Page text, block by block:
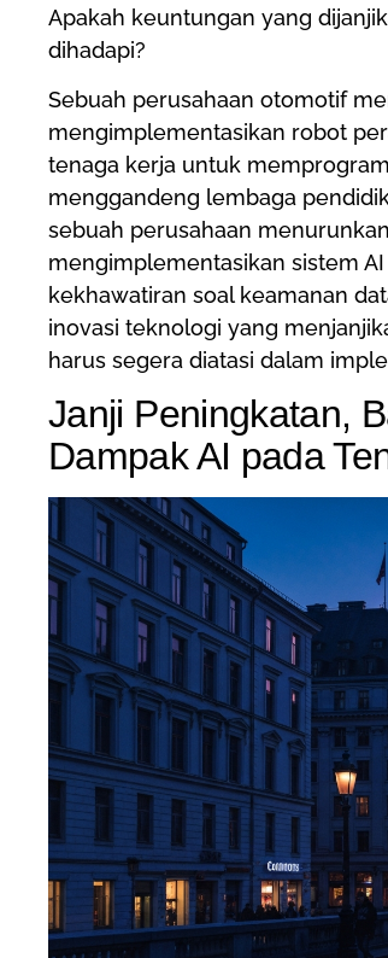
Apakah keuntungan yang
dihadapi?
Sebuah perusahaan otomotif
mengimplementasikan robot
tenaga kerja untuk
menggandeng lembaga
sebuah perusahaan
mengimplementasikan sistem
kekhawatiran soal keamanan
inovasi teknologi yang
harus segera diatasi dalam
Janji Peningkatan,
Dampak AI pada